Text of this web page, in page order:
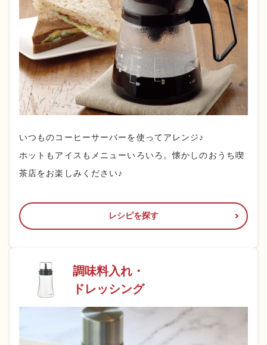
いつものコーヒーサーバーを使ってアレンジ♪
ホットもアイスもメニューいろいろ。懐かしのおうち喫
茶店をお楽しみください♪
レシピを探す
調味料入れ・
ドレッシング